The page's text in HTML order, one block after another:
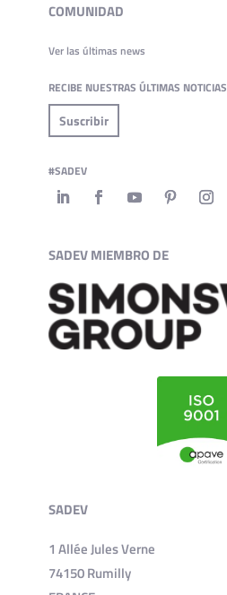
COMUNIDAD
Ver las últimas news
RECIBE NUESTRAS ÚLTIMAS NOTICIAS
Suscribir
#SADEV
SADEV MIEMBRO DE
SADEV
1 Allée Jules Verne
74150 Rumilly